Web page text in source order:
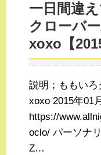
一日間違
クローバ
xoxo【
説明；ももい
xoxo 2015年01
https://
oclo/ パーソナ
Z…